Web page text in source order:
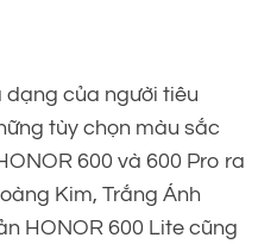
của người tiêu
tùy chọn màu sắc
600 và 600 Pro ra
Kim, Trắng Ánh
HONOR 600 Lite cũng